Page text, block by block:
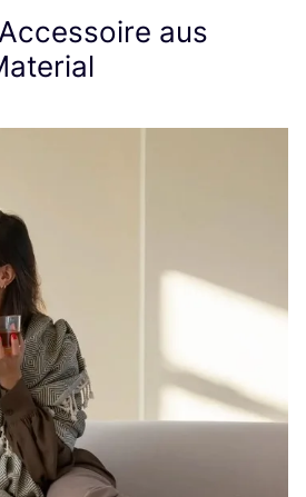
aus